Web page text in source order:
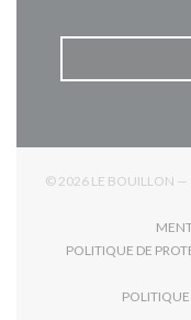
© 2026 LE BOUILLON —
POLITIQUE DE